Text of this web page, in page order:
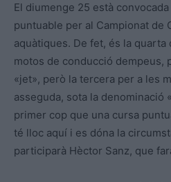
El diumenge 25 està
puntuable per al Campionat de
aquàtiques. De fet, és la quarta
motos de conducció dempeus,
«jet», però la tercera per a les
asseguda, sota la denominació
primer cop que una cursa
té lloc aquí i es dóna la
participarà Hèctor Sanz, que